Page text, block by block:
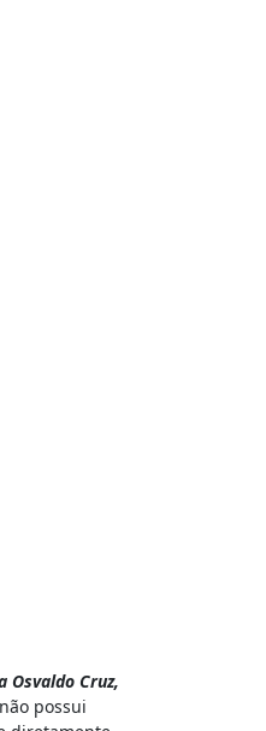
Osvaldo Cruz,
não possui